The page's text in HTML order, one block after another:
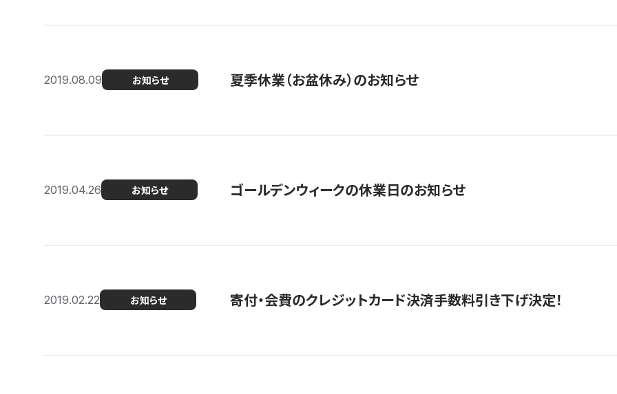
2019.08.09 お知らせ 夏季休業（お盆休み）のお知らせ
2019.04.26 お知らせ ゴールデンウィークの休業日のお知らせ
2019.02.22 お知らせ 寄付・会費のクレジットカード決済手数料引き下げ決定！